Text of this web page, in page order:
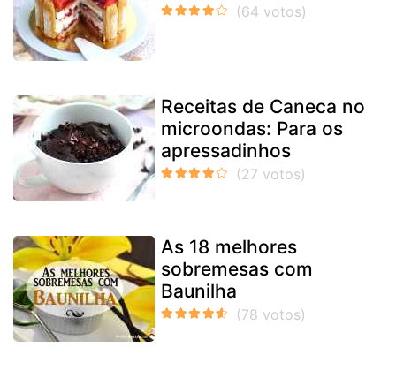
Receitas de Caneca no
microondas: Para os
apressadinhos
As 18 melhores
sobremesas com
Baunilha